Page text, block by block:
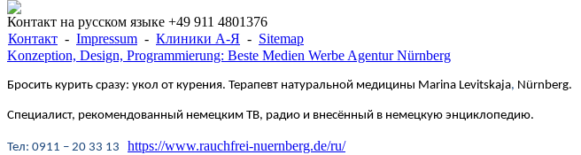
Контакт на русском языке +49 911 4801376
Контакт - Impressum - Клиники А-Я - Sitemap
Konzeption, Design, Programmierung: Beste Medien Werbe Agentur Nürnberg
Бросить курить сразу: укол от курения. Терапевт натуральной медицины Marina Levitskaja, Nürnberg.
Специалист, рекомендованный немецким ТВ, радио и внесённый в немецкую энциклопедию.
Teл: 0911 – 20 33 13 https://www.rauchfrei-nuernberg.de/ru/